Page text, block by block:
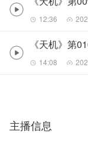
12:36
14:08
主播信息